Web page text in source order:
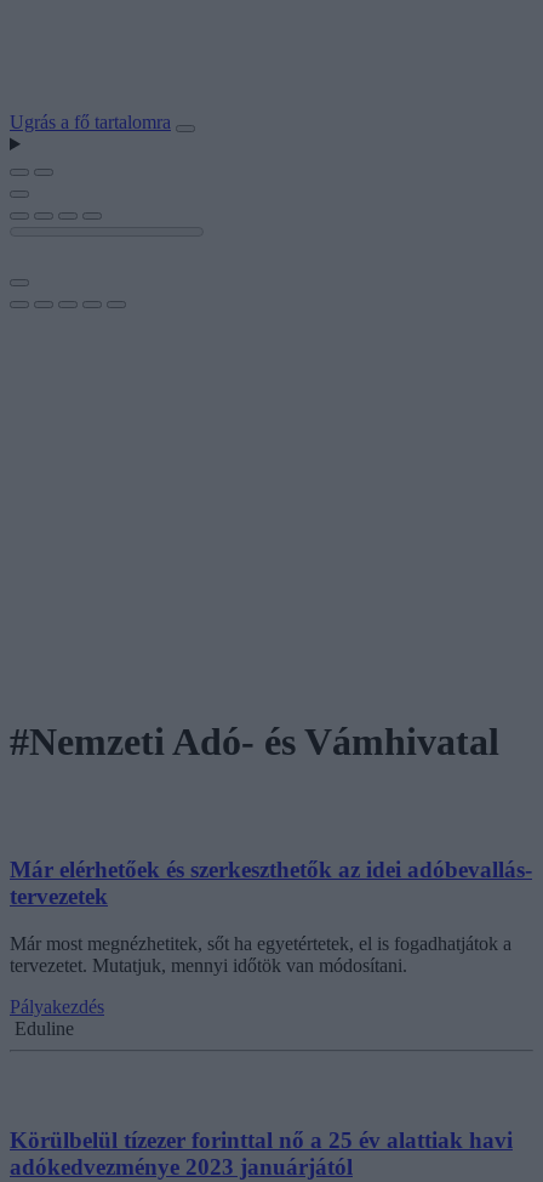
Ugrás a fő tartalomra
#Nemzeti Adó- és Vámhivatal
Már elérhetőek és szerkeszthetők az idei adóbevallás-
tervezetek
Már most megnézhetitek, sőt ha egyetértetek, el is fogadhatjátok a
tervezetet. Mutatjuk, mennyi időtök van módosítani.
Pályakezdés
Eduline
Körülbelül tízezer forinttal nő a 25 év alattiak havi
adókedvezménye 2023 januárjától